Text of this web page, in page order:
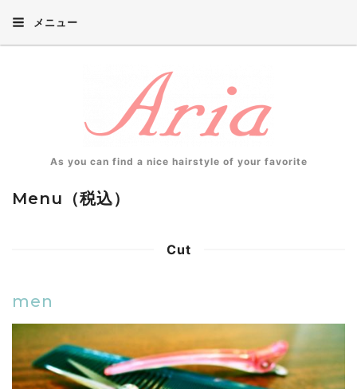
メニュー
As you can find a nice hairstyle of your favorite
Menu（税込）
Cut
men